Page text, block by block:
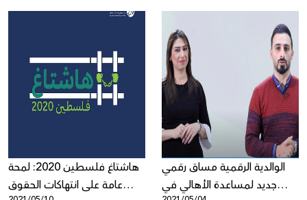
هاشتاغ فلسطين 2020: لمحة
عامة على انتهاكات الحقوق
الوالدية الرقمية مساق رقمي
جديد لمساعدة الأهالي في